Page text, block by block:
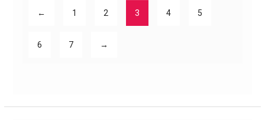
← 1 2 3 4 5
6 7 →